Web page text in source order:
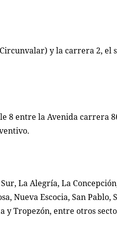
y la carrera 2, el
8 entre la Avenida carrera
La Alegría, La
Nueva Escocia, San
Tropezón, entre otros